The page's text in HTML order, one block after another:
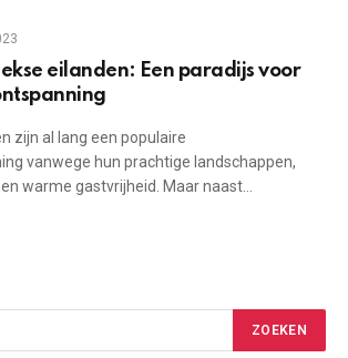
eilanden: Een paradijs voor
zijn al lang een populaire
vanwege hun prachtige landschappen,
warme gastvrijheid. Maar naast…